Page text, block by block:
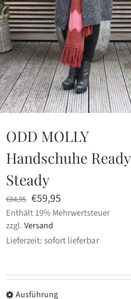
ODD MOLLY
Handschuhe Ready
Steady
€84,95 Ursprünglicher
Preis
war:
€84,95
€59,95Aktueller
Preis
€59,95.
Enthält 19% Mehrwertsteuer
zzgl.Versand
Lieferzeit: sofort lieferbar
Ausführung